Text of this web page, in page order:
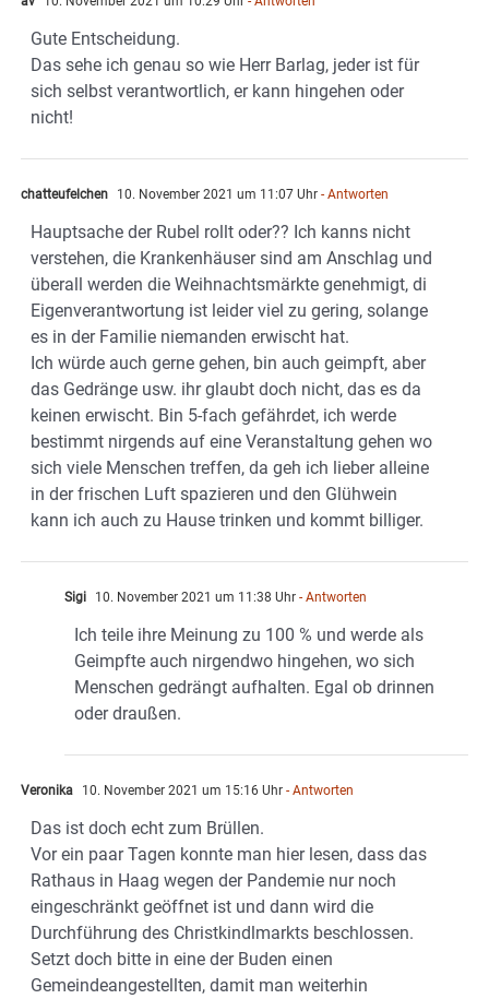
Gute Entscheidung.
Das sehe ich genau so wie Herr Barlag, jeder ist für
sich selbst verantwortlich, er kann hingehen oder
nicht!
chatteufelchen 10. November 2021 um 11:07 Uhr - Antworten
Hauptsache der Rubel rollt oder?? Ich kanns nicht
verstehen, die Krankenhäuser sind am Anschlag und
überall werden die Weihnachtsmärkte genehmigt, di
Eigenverantwortung ist leider viel zu gering, solange
es in der Familie niemanden erwischt hat.
Ich würde auch gerne gehen, bin auch geimpft, aber
das Gedränge usw. ihr glaubt doch nicht, das es da
keinen erwischt. Bin 5-fach gefährdet, ich werde
bestimmt nirgends auf eine Veranstaltung gehen wo
sich viele Menschen treffen, da geh ich lieber alleine
in der frischen Luft spazieren und den Glühwein
kann ich auch zu Hause trinken und kommt billiger.
Sigi 10. November 2021 um 11:38 Uhr - Antworten
Ich teile ihre Meinung zu 100 % und werde als
Geimpfte auch nirgendwo hingehen, wo sich
Menschen gedrängt aufhalten. Egal ob drinnen
oder draußen.
Veronika 10. November 2021 um 15:16 Uhr - Antworten
Das ist doch echt zum Brüllen.
Vor ein paar Tagen konnte man hier lesen, dass das
Rathaus in Haag wegen der Pandemie nur noch
eingeschränkt geöffnet ist und dann wird die
Durchführung des Christkindlmarkts beschlossen.
Setzt doch bitte in eine der Buden einen
Gemeindeangestellten, damit man weiterhin